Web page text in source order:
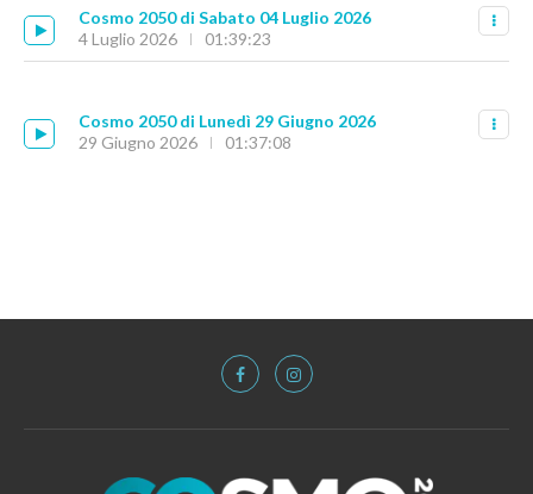
Cosmo 2050 di Sabato 04 Luglio 2026
4 Luglio 2026
01:39:23
Cosmo 2050 di Lunedì 29 Giugno 2026
29 Giugno 2026
01:37:08